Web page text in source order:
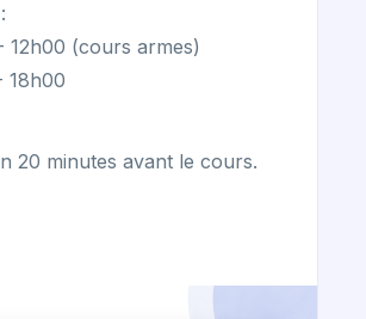
12h00 (cours armes)
18h00
20 minutes avant le cours.